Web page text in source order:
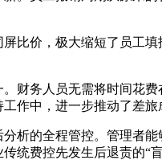
比价，极大缩短了员工
财务人员无需将时间花
作中，进一步推动了差旅
析的全程管控。管理者
统费控先发生后退责的“